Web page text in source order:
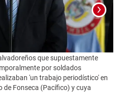
que supuestamente
por soldados
'un trabajo periodístico' en
de Fonseca (Pacífico) y cuya